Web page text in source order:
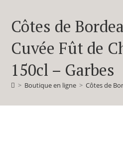
Côtes de
Cuvée Fût de
150cl – Garbes
> Boutique en ligne > Côtes de